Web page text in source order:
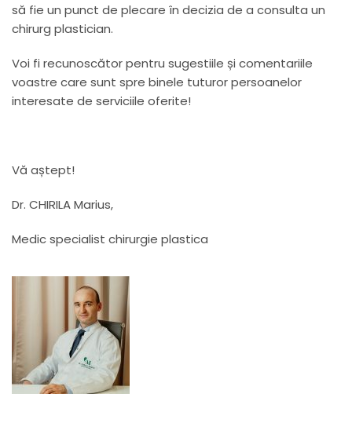
să fie un punct de plecare în decizia de a consulta un
chirurg plastician.
Voi fi recunoscător pentru sugestiile și comentariile
voastre care sunt spre binele tuturor persoanelor
interesate de serviciile oferite!
Vă aștept!
Dr. CHIRILA Marius,
Medic specialist chirurgie plastica